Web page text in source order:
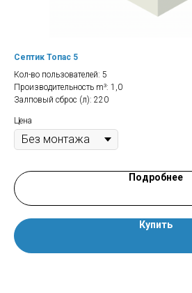
Септик Топас 5
Кол-во пользователей: 5
Производительность m³: 1,0
Залповый сброс (л): 220
Цена
Подробнее
Купить